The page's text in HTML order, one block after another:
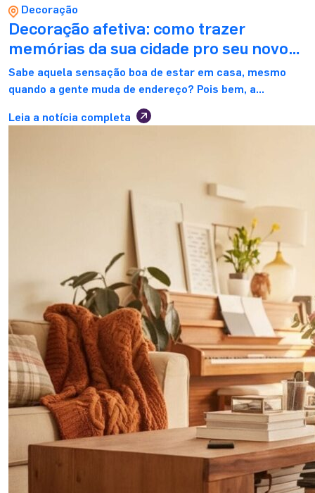
Decoração
Decoração afetiva: como trazer
memórias da sua cidade pro seu novo
lar
Sabe aquela sensação boa de estar em casa, mesmo
quando a gente muda de endereço? Pois bem, a
decoração afetiva é justamente isso. Ela, portanto,
transforma lembranças e símbolos da sua cidade em
Leia a notícia completa